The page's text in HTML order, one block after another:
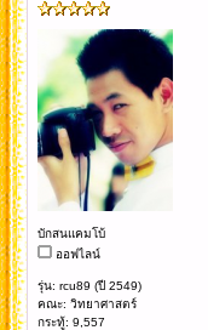
บักสนแคมโบ้
ออฟไลน์
รุ่น: rcu89 (ปี 2549)
คณะ: วิทยาศาสตร์
กระทู้: 9,557